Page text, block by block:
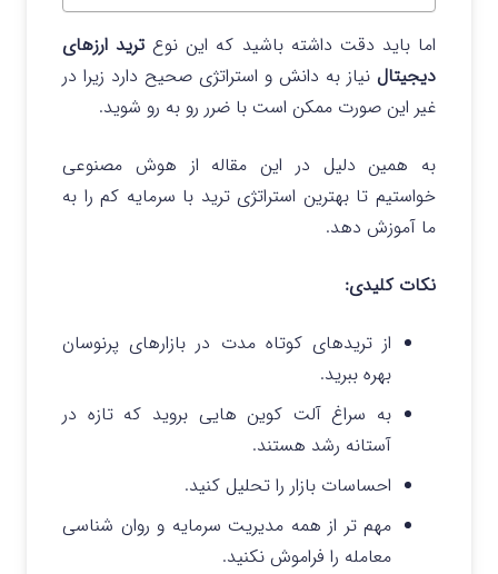
اما باید دقت داشته باشید که این نوع ترید ارزهای
دیجیتال نیاز به دانش و استراتژی صحیح دارد زیرا در
غیر این صورت ممکن است با ضرر رو به رو شوید.
به همین دلیل در این مقاله از هوش مصنوعی
خواستیم تا بهترین استراتژی ترید با سرمایه کم را به
ما آموزش دهد.
نکات کلیدی:
از تریدهای کوتاه‌ مدت در بازارهای پرنوسان
بهره ببرید.
به سراغ آلت‌ کوین‌ هایی بروید که تازه در
آستانه رشد هستند.
احساسات بازار را تحلیل کنید.
مهم‌ تر از همه مدیریت سرمایه و روان‌ شناسی
معامله را فراموش نکنید.